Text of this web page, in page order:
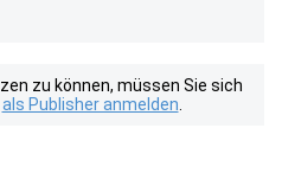
zu können, müssen Sie sich
als Publisher anmelden